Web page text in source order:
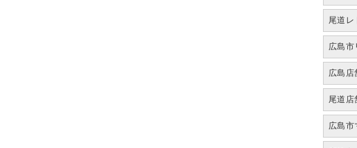
尾道レ
広島市
広島店
尾道店
広島市